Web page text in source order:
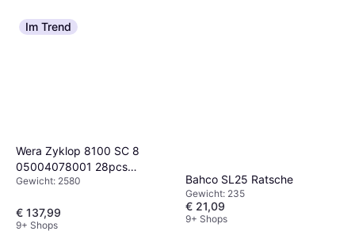
Im Trend
Wera Zyklop 8100 SC 8
05004078001 28pcs
Ratsche
Gewicht: 2580
€ 137,99
9+ Shops
Bahco SL25 Ratsche
Gewicht: 235
€ 21,09
9+ Shops